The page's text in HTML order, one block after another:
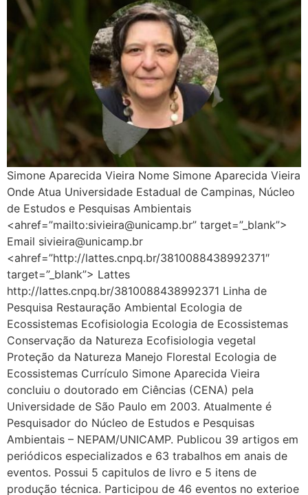
Simone Aparecida Vieira Nome Simone Aparecida Vieira
Onde Atua Universidade Estadual de Campinas, Núcleo
de Estudos e Pesquisas Ambientais
<ahref=”mailto:sivieira@unicamp.br” target=”_blank”>
Email sivieira@unicamp.br
<ahref=”http://lattes.cnpq.br/3810088438992371″
target=”_blank”> Lattes
http://lattes.cnpq.br/3810088438992371 Linha de
Pesquisa Restauração Ambiental Ecologia de
Ecossistemas Ecofisiologia Ecologia de Ecossistemas
Conservação da Natureza Ecofisiologia vegetal
Proteção da Natureza Manejo Florestal Ecologia de
Ecossistemas Currículo Simone Aparecida Vieira
concluiu o doutorado em Ciências (CENA) pela
Universidade de São Paulo em 2003. Atualmente é
Pesquisador do Núcleo de Estudos e Pesquisas
Ambientais – NEPAM/UNICAMP. Publicou 39 artigos em
periódicos especializados e 63 trabalhos em anais de
eventos. Possui 5 capitulos de livro e 5 itens de
produção técnica. Participou de 46 eventos no exterioe